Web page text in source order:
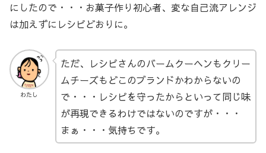
にしたので・・・お菓子作り初心者、変な自己流アレンジ
は加えずにレシピどおりに。
わたし
ただ、レシピさんのバームクーヘンもクリー
ムチーズもどこのブランドかわからないの
で・・・レシピを守ったからといって同じ味
が再現できるわけではないのですが・・・
まぁ・・・気持ちです。